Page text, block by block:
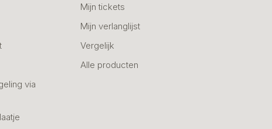
via
Mijn tickets
Mijn verlanglijst
Vergelijk
Alle producten